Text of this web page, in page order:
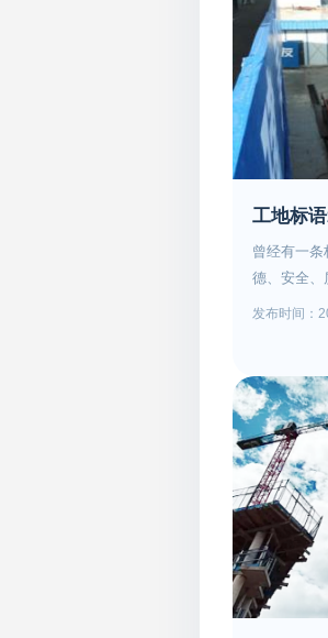
度开发居
定。而限高
的空间分
套压力，有
于避免“高
那么百米
知之数。另
能展开休闲
地271亩，
质：商住
求信息】佛
路口）等，
块性质：商
工地标
曾经有一
德、安全、
一、职业
服务6.齐心
业文化 与
理 讲科学
朋友10.爱
业争光 精
争做贡献
闯难关17.
位须有为，
流精品工
业为员工
发布时间：